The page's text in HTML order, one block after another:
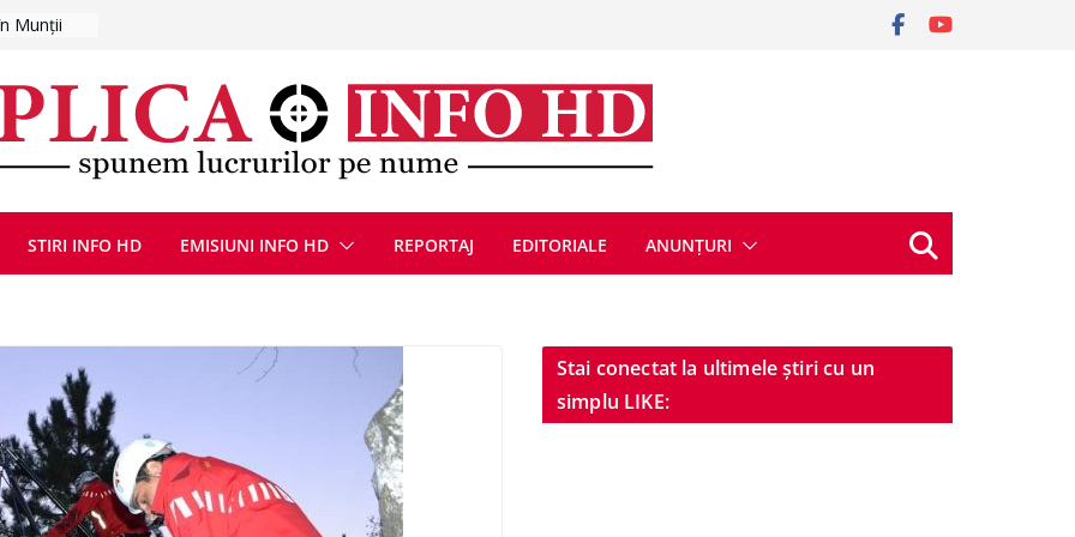
pe
cu un
a
Bărbat
cu
Evul
STIRI INFO HD EMISIUNI INFO HD REPORTAJ EDITORIALE ANUNȚURI
Stai conectat la ultimele știri cu un
simplu LIKE: